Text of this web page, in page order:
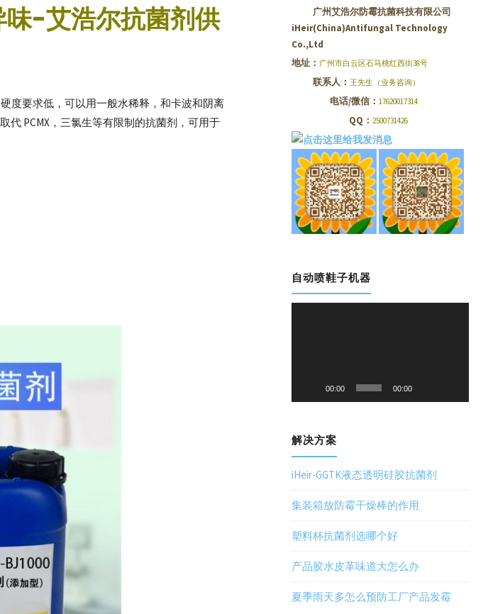
味-艾浩尔抗菌剂供
度要求低，可以用一般水稀释，和卡波和阴离
代 PCMX，三氯生等有限制的抗菌剂，可用于
广州艾浩尔防霉抗菌科技有限公司
iHeir(China)Antifungal Technology
Co.,Ltd
地址： 广州市白云区石马桃红西街38号
联系人： 王先生（业务咨询）
电话/微信： 17620017314
QQ： 2500731426
自动喷鞋子机器
00:00 00:00
解决方案
iHeir-GGTK液态透明硅胶抗菌剂
集装箱放防霉干燥棒的作用
塑料杯抗菌剂选哪个好
产品胶水皮革味道大怎么办
夏季雨天多怎么预防工厂产品发霉